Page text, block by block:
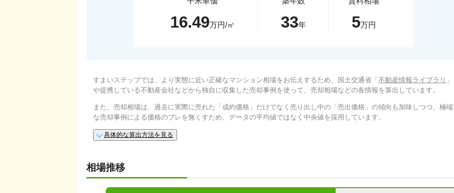
16.49万円/㎡ 33年 5万円
すまいステップでは、より実態に近い正確なマンション相場をお伝えするため、国土交通省「 不動産情報ライブラリ 」
や提携している不動産会社などから独自に収集した売却事例を使って、売却相場などの各情報を算出しています。
また、売却相場は、過去に実際に売れた「成約価格」だけでなく売り出し中の「売出価格」の傾向も加味しつつ、極端
な売却事例による価格のブレを無くすため、データの平均値ではなく中央値を採用しています。
具体的な算出方法を見る
相場推移